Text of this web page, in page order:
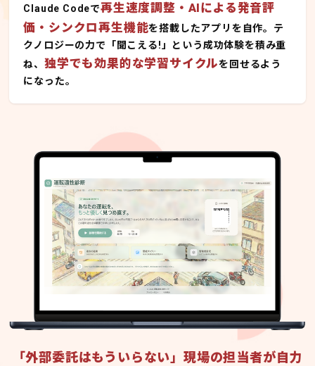
Claude Codeで再生速度調整・AIによる発音評
価・シンクロ再生機能を搭載したアプリを自作。テ
クノロジーの力で「聞こえる!」という成功体験を積み重
ね、独学でも効果的な学習サイクルを回せるよう
になった。
「外部委託はもういらない」現場の担当者が自力